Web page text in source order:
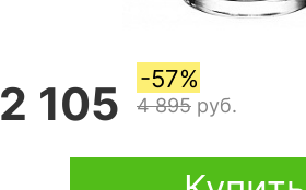
2 105 -57%
4 895 руб.